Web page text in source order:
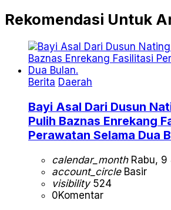
Rekomendasi Untuk
Berita Daerah
Bayi Asal Dari Dusun
Pulih Baznas Enrekang
Perawatan Selama Dua
calendar_monthRabu, 9
account_circleBasir
visibility524
0Komentar